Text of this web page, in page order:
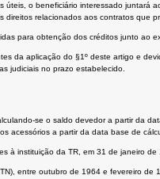
úteis, o beneficiário interessado
direitos relacionados aos contratos
para obtenção dos créditos junto ao
da aplicação do §1º deste artigo e
judiciais no prazo estabelecido.
se o saldo devedor a partir da
acessórios a partir da data base de
à instituição da TR, em 31 de janeiro
entre outubro de 1964 e fevereiro de